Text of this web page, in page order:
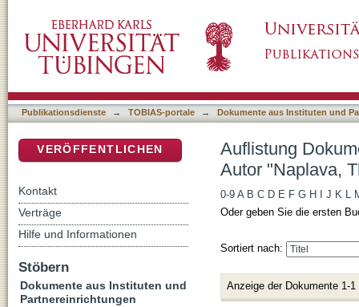
Publikationsdienste → TOBIAS-portale → Dokumente aus Instituten und
Auflistung
Autor "Naplava,
0-9 A B C D E F G H J K L
Oder geben Sie die ersten
Sortiert nach:
Anzeige der Dokumente 1-1
VERÖFFENTLICHEN
Kontakt
Verträge
Hilfe und Informationen
Stöbern
Dokumente aus Instituten und
Partnereinrichtungen